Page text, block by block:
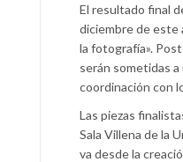
El resultado final
diciembre de este
la fotografía».
serán sometidas
coordinación con
Las piezas
Sala Villena de la
va desde la